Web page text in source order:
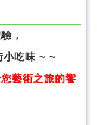
，
小吃味 ~ ~
藝術之旅的饗